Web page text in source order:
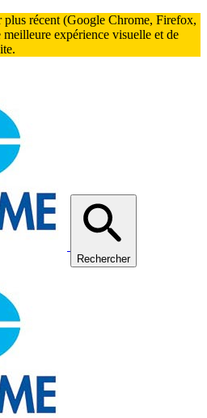
récent (Google Chrome, Firefox,
expérience visuelle et de
Rechercher